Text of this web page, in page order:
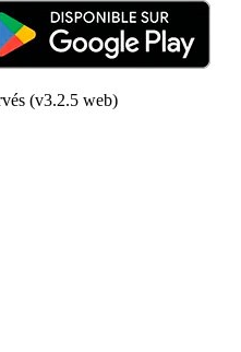
(v3.2.5 web)